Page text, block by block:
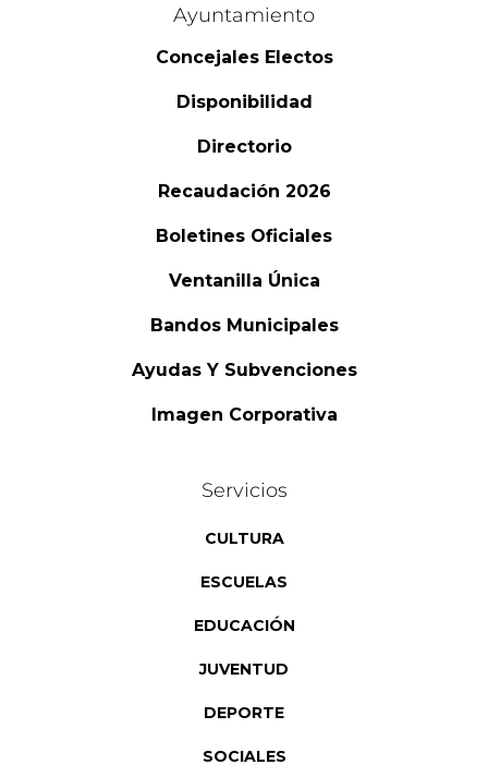
Ayuntamiento
Concejales Electos
Disponibilidad
Directorio
Recaudación 2026
Boletines Oficiales
Ventanilla Única
Bandos Municipales
Ayudas Y Subvenciones
Imagen Corporativa
Servicios
CULTURA
ESCUELAS
EDUCACIÓN
JUVENTUD
DEPORTE
SOCIALES